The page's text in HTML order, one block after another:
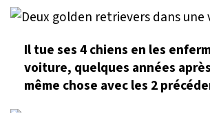
Il tue ses 4 chiens en les
voiture, quelques années
même chose avec les 2